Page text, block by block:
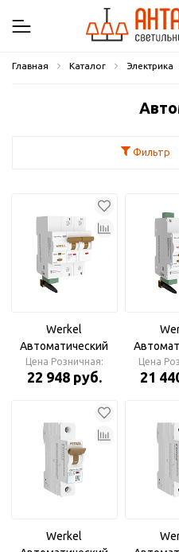
Главная Каталог Электрика
Фильтр
Werkel
Автоматический
выключатель
Умный 2P 63A C 6 kA
Цена Розничная:
22 948 руб.
Умный 1P
Цена
21
Werkel